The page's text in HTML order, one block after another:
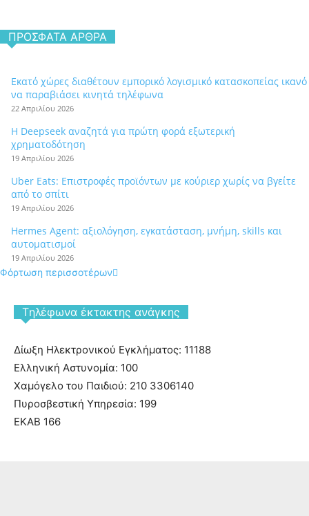
ΠΡΌΣΦΑΤΑ ΆΡΘΡΑ
Εκατό χώρες διαθέτουν εμπορικό λογισμικό κατασκοπείας ικανό
να παραβιάσει κινητά τηλέφωνα
22 Απριλίου 2026
Η Deepseek αναζητά για πρώτη φορά εξωτερική
χρηματοδότηση
19 Απριλίου 2026
Uber Eats: Επιστροφές προϊόντων με κούριερ χωρίς να βγείτε
από το σπίτι
19 Απριλίου 2026
Hermes Agent: αξιολόγηση, εγκατάσταση, μνήμη, skills και
αυτοματισμοί
19 Απριλίου 2026
Φόρτωση περισσοτέρων
Tηλέφωνα έκτακτης ανάγκης
Δίωξη Ηλεκτρονικού Εγκλήματος: 11188
Ελληνική Αστυνομία: 100
Χαμόγελο του Παιδιού: 210 3306140
Πυροσβεστική Υπηρεσία: 199
ΕΚΑΒ 166